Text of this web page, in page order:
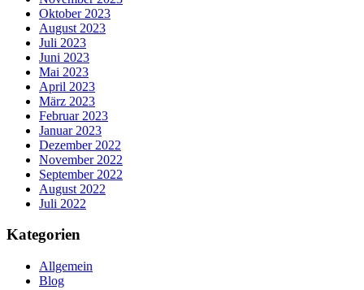
Oktober 2023
August 2023
Juli 2023
Juni 2023
Mai 2023
April 2023
März 2023
Februar 2023
Januar 2023
Dezember 2022
November 2022
September 2022
August 2022
Juli 2022
Kategorien
Allgemein
Blog